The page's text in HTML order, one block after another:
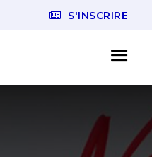
S'INSCRIRE